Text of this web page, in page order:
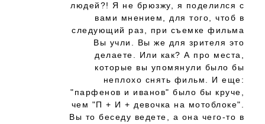
людей?! Я не брюзжу, я поделился с
вами мнением, для того, чтоб в
следующий раз, при съемке фильма
Вы учли. Вы же для зрителя это
делаете. Или как? А про места,
которые вы упомянули было бы
неплохо снять фильм. И еще:
"парфенов и иванов" было бы круче,
чем "П + И + девочка на мотоблоке".
Вы то беседу ведете, а она чего-то в